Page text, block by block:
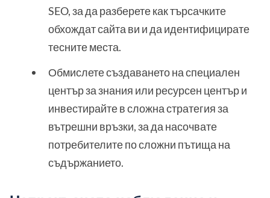
SEO, за да разберете как търсачките
обхождат сайта ви и да идентифицирате
тесните места.
Обмислете създаването на специален
център за знания или ресурсен център и
инвестирайте в сложна стратегия за
вътрешни връзки, за да насочвате
потребителите по сложни пътища на
съдържанието.